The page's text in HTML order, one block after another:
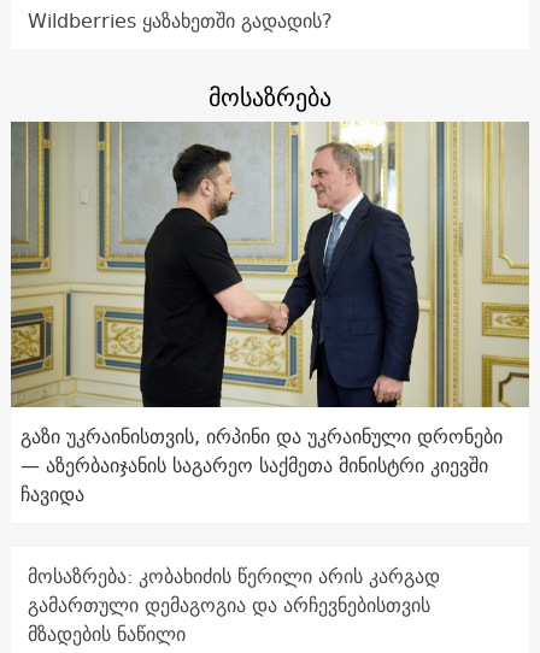
Wildberries ყაზახეთში გადადის?
მოსაზრება
გაზი უკრაინისთვის, ირპინი და უკრაინული დრონები
— აზერბაიჯანის საგარეო საქმეთა მინისტრი კიევში
ჩავიდა
მოსაზრება: კობახიძის წერილი არის კარგად
გამართული დემაგოგია და არჩევნებისთვის
მზადების ნაწილი